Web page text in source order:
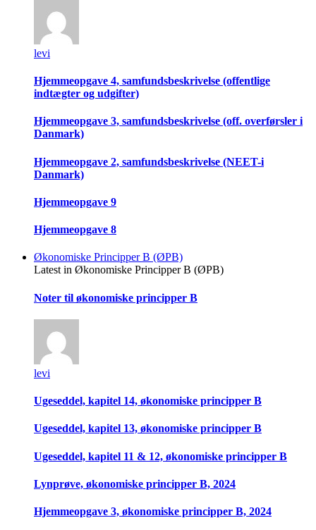
levi
Hjemmeopgave 4, samfundsbeskrivelse (offentlige
indtægter og udgifter)
Hjemmeopgave 3, samfundsbeskrivelse (off. overførsler i
Danmark)
Hjemmeopgave 2, samfundsbeskrivelse (NEET-i
Danmark)
Hjemmeopgave 9
Hjemmeopgave 8
Økonomiske Principper B (ØPB)
Latest in Økonomiske Principper B (ØPB)
Noter til økonomiske principper B
levi
Ugeseddel, kapitel 14, økonomiske principper B
Ugeseddel, kapitel 13, økonomiske principper B
Ugeseddel, kapitel 11 & 12, økonomiske principper B
Lynprøve, økonomiske principper B, 2024
Hjemmeopgave 3, økonomiske principper B, 2024